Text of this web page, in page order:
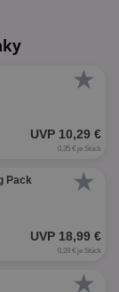
★
UVP 10,29 €
0,35 € je Stück
★
Pack
UVP 18,99 €
0,28 € je Stück
★